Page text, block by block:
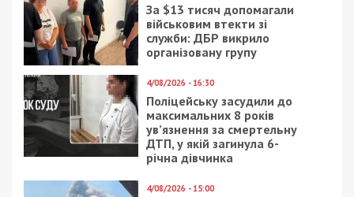
За $13 тисяч допомагали
військовим втекти зі
служби: ДБР викрило
організовану групу
4/08/2026 - 16:30
Поліцейську засудили до
максимальних 8 років
ув’язнення за смертельну
ДТП, у якій загинула 6-
річна дівчинка
4/08/2026 - 15:00